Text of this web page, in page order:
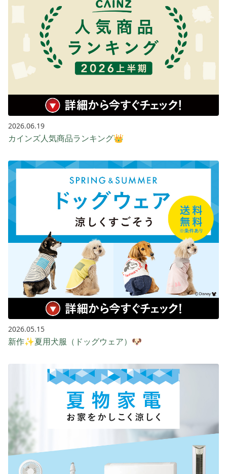
2026.06.19
カインズ人気商品ランキング👑
2026.05.15
新作✨夏用犬服（ドッグウェア）🐶